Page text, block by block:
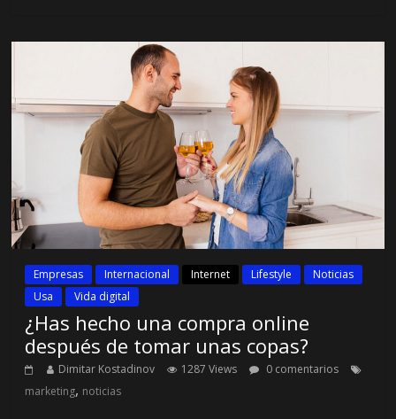
Empresas Internacional Internet Lifestyle
Noticias
Usa
Vida digital
¿Has hecho una compra online
después de tomar unas copas?
Dimitar Kostadinov 1287 Views
0 comentarios
marketing, noticias